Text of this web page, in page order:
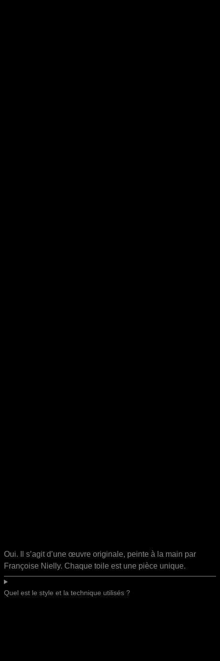
Oui. Il s’agit d’une œuvre originale, peinte à la main par
Françoise Nielly. Chaque toile est une pièce unique.
Quel est le style et la technique utilisés ?